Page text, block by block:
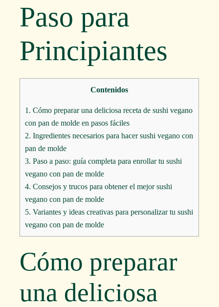
Paso para
Principiantes
Contenidos
1. Cómo preparar una deliciosa receta de sushi vegano
con pan de molde en pasos fáciles
2. Ingredientes necesarios para hacer sushi vegano con
pan de molde
3. Paso a paso: guía completa para enrollar tu sushi
vegano con pan de molde
4. Consejos y trucos para obtener el mejor sushi
vegano con pan de molde
5. Variantes y ideas creativas para personalizar tu sushi
vegano con pan de molde
Cómo preparar
una deliciosa